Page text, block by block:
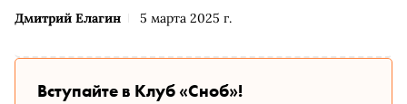
Дмитрий Елагин 5 марта 2025 г.
«Сноб» выбрал интересные фильмы и сериалы начала
Вступайте в Клуб «Сноб»!